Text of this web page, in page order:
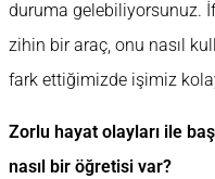
duruma gelebiliyorsunuz.
zihin bir araç, onu nasıl
fark ettiğimizde işimiz
Zorlu hayat olayları ile
nasıl bir öğretisi var?